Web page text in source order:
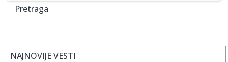
Pretraga
NAJNOVIJE VESTI